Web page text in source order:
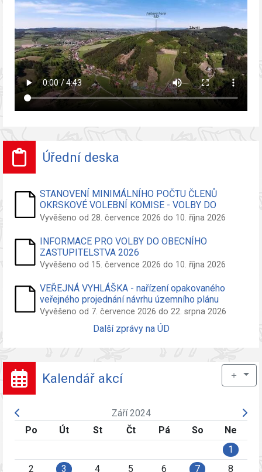
Úřední deska
STANOVENÍ MINIMÁLNÍHO POČTU ČLENŮ
OKRSKOVÉ VOLEBNÍ KOMISE - VOLBY DO
ZASTUPITELSTVA OBCE
Vyvěšeno od 28. července 2026 do 10. října 2026
INFORMACE PRO VOLBY DO OBECNÍHO
ZASTUPITELSTVA 2026
Vyvěšeno od 15. července 2026 do 10. října 2026
VEŘEJNÁ VYHLÁŠKA - nařízení opakovaného
veřejného projednání návrhu územního plánu
Vyvěšeno od 7. července 2026 do 22. srpna 2026
Další zprávy na ÚD
Kalendář akcí ＋
Září 2024
Po
Út St Čt Pá So
Ne
1
2
3 4 5 6 7
8